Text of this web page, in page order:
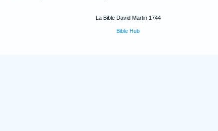
La Bible David Martin 1744
Bible Hub